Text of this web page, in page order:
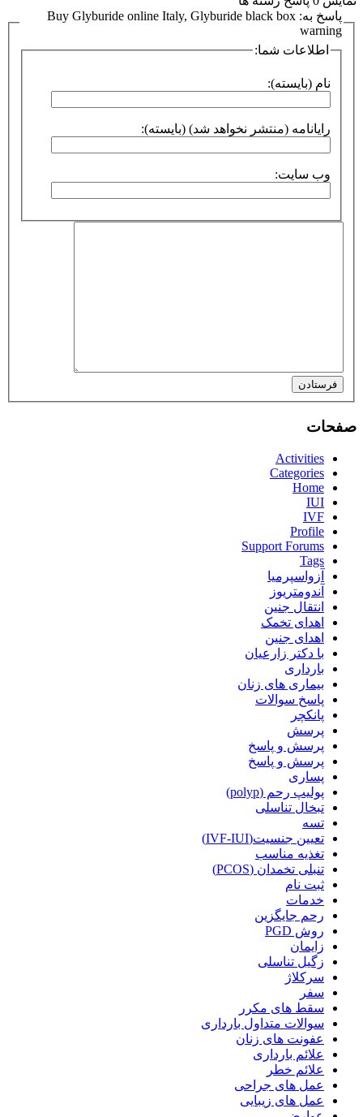
پاسخ به: Buy Glyburide online Italy, Glyburide black box
warning
اطلاعات شما:
نام (بایسته):
رایانامه (منتشر نخواهد شد) (بایسته):
وب سایت:
فرستادن
صفحات
Activities
Categories
Home
IUI
IVF
Profile
Support Forums
Tags
آزواسپرمیا
آندومتریوز
انتقال جنین
اهدای تخمک
اهدای جنین
با دکتر زارعیان
بارداری
بیماری های زنان
پاسخ سوالات
پانکچر
پرسش
پرسش و پاسخ
پرسش و پاسخ
پساری
پولیپ رحم (polyp)
تبخال تناسلی
تسه
تعیین جنسیت(IVF-IUI)
تغذیه مناسب
تنبلی تخمدان (PCOS)
ثبت نام
خدمات
رحم جایگزین
روش PGD
زایمان
زگیل تناسلی
سرکلاژ
سفر
سقط های مکرر
سوالات متداول بارداری
عفونت های زنان
علائم بارداری
علائم خطر
عمل های جراحی
عمل های زیبایی